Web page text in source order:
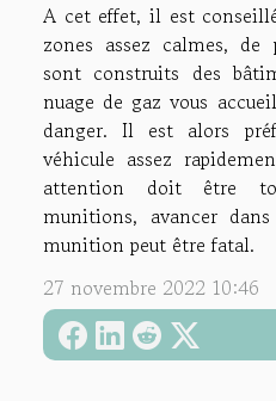
A cet effet, il est
zones assez calmes, de
sont construits des
nuage de gaz vous
danger. Il est alors
véhicule assez
attention doit être
munitions, avancer
munition peut être fatal.
27 novembre 2022 10:46